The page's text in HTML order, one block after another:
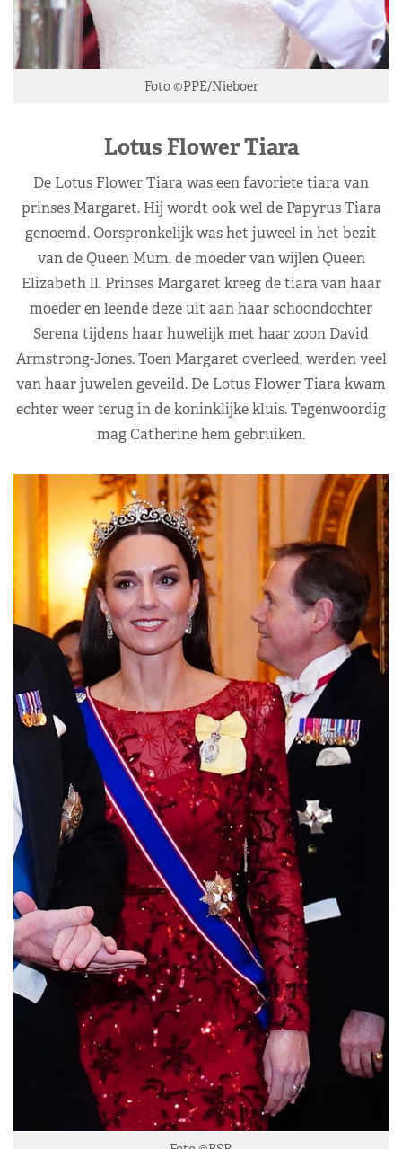
Foto ©PPE/Nieboer
Lotus Flower Tiara
De Lotus Flower Tiara was een favoriete tiara van
prinses Margaret. Hij wordt ook wel de Papyrus Tiara
genoemd. Oorspronkelijk was het juweel in het bezit
van de Queen Mum, de moeder van wijlen Queen
Elizabeth ll. Prinses Margaret kreeg de tiara van haar
moeder en leende deze uit aan haar schoondochter
Serena tijdens haar huwelijk met haar zoon David
Armstrong-Jones. Toen Margaret overleed, werden veel
van haar juwelen geveild. De Lotus Flower Tiara kwam
echter weer terug in de koninklijke kluis. Tegenwoordig
mag Catherine hem gebruiken.